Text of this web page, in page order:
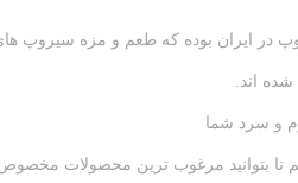
اند.
و سرد شما
بتوانید مرغوب ترین محصولات مخصوص